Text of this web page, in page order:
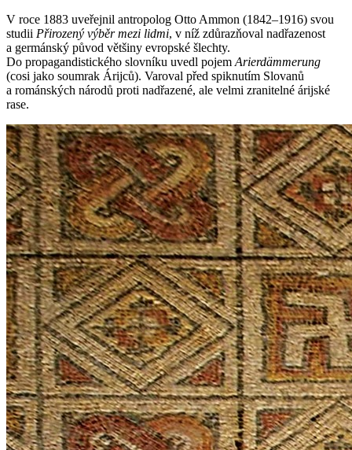
V roce 1883 uveřejnil antropolog Otto Ammon (1842–1916) svou
studii Přirozený výběr mezi lidmi, v níž zdůrazňoval nadřazenost
a germánský původ většiny evropské šlechty.
Do propagandistického slovníku uvedl pojem Arierdämmerung
(cosi jako soumrak Árijců). Varoval před spiknutím Slovanů
a románských národů proti nadřazené, ale velmi zranitelné árijské
rase.